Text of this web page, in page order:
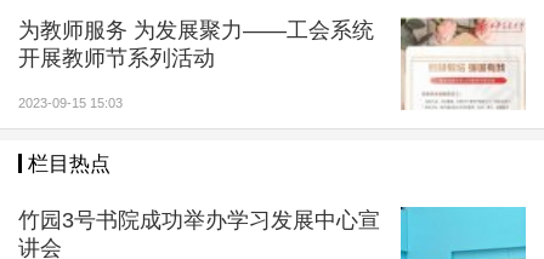
为教师服务 为发展聚力——工会系统
开展教师节系列活动
2023-09-15 15:03
栏目热点
竹园3号书院成功举办学习发展中心宣
讲会